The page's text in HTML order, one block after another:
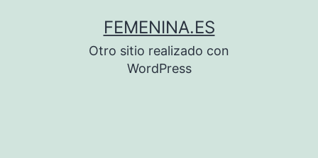
FEMENINA.ES
Otro sitio realizado con
WordPress